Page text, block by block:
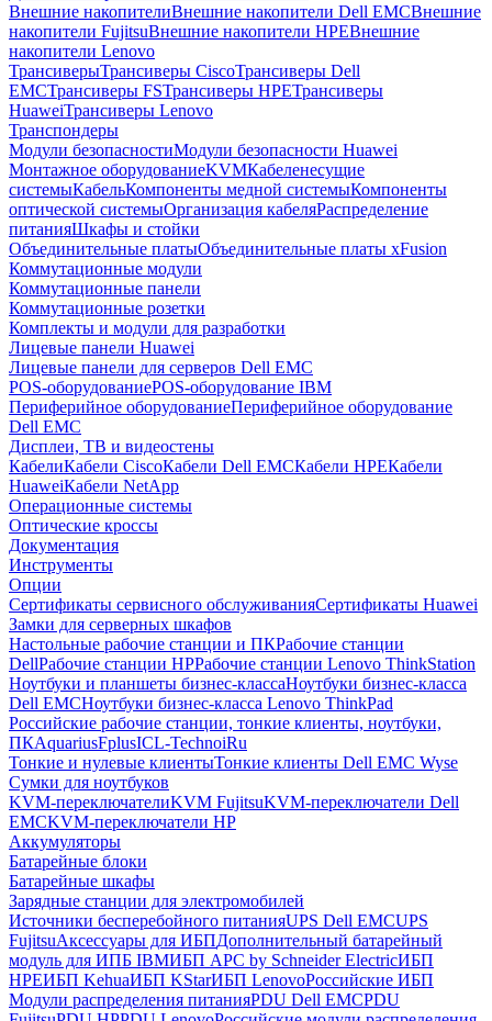
Внешние накопителиВнешние накопители Dell EMCВнешние
накопители FujitsuВнешние накопители HPEВнешние
накопители Lenovo
ТрансиверыТрансиверы CiscoТрансиверы Dell
EMCТрансиверы FSТрансиверы HPEТрансиверы
HuaweiТрансиверы Lenovo
Транспондеры
Модули безопасностиМодули безопасности Huawei
Монтажное оборудованиеKVMКабеленесущие
системыКабельКомпоненты медной системыКомпоненты
оптической системыОрганизация кабеляРаспределение
питанияШкафы и стойки
Объединительные платыОбъединительные платы xFusion
Коммутационные модули
Коммутационные панели
Коммутационные розетки
Комплекты и модули для разработки
Лицевые панели Huawei
Лицевые панели для серверов Dell EMC
POS-оборудованиеPOS-оборудование IBM
Периферийное оборудованиеПериферийное оборудование
Dell EMC
Дисплеи, ТВ и видеостены
КабелиКабели CiscoКабели Dell EMCКабели HPEКабели
HuaweiКабели NetApp
Операционные системы
Оптические кроссы
Документация
Инструменты
Опции
Сертификаты сервисного обслуживанияСертификаты Huawei
Замки для серверных шкафов
Настольные рабочие станции и ПКРабочие станции
DellРабочие станции HPРабочие станции Lenovo ThinkStation
Ноутбуки и планшеты бизнес-классаНоутбуки бизнес-класса
Dell EMCНоутбуки бизнес-класса Lenovo ThinkPad
Российские рабочие станции, тонкие клиенты, ноутбуки,
ПКAquariusFplusICL-TechnoiRu
Тонкие и нулевые клиентыТонкие клиенты Dell EMC Wyse
Сумки для ноутбуков
KVM-переключателиKVM FujitsuKVM-переключатели Dell
EMCKVM-переключатели HP
Аккумуляторы
Батарейные блоки
Батарейные шкафы
Зарядные станции для электромобилей
Источники бесперебойного питанияUPS Dell EMCUPS
FujitsuАксессуары для ИБПДополнительный батарейный
модуль для ИПБ IBMИБП APC by Schneider ElectricИБП
HPEИБП KehuaИБП KStarИБП LenovoРоссийские ИБП
Модули распределения питанияPDU Dell EMCPDU